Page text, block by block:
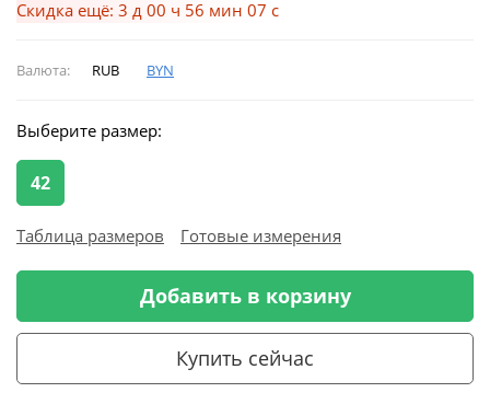
Скидка ещё: 3 д 00 ч 56 мин 06 с
Валюта: RUB BYN
Выберите размер:
42
Таблица размеров Готовые измерения
Добавить в корзину
Купить сейчас